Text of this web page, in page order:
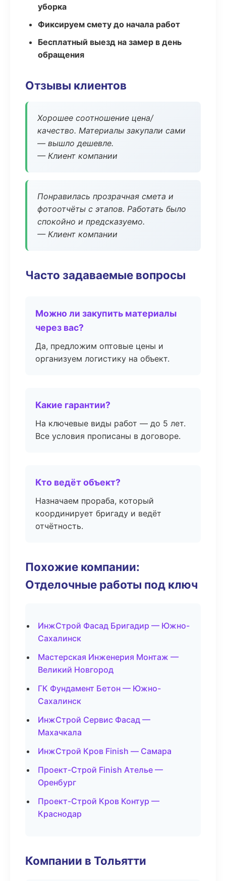
уборка
Фиксируем смету до начала работ
Бесплатный выезд на замер в день
обращения
Отзывы клиентов
Хорошее соотношение цена/
качество. Материалы закупали сами
— вышло дешевле.
— Клиент компании
Понравилась прозрачная смета и
фотоотчёты с этапов. Работать было
спокойно и предсказуемо.
— Клиент компании
Часто задаваемые вопросы
Можно ли закупить материалы
через вас?
Да, предложим оптовые цены и
организуем логистику на объект.
Какие гарантии?
На ключевые виды работ — до 5 лет.
Все условия прописаны в договоре.
Кто ведёт объект?
Назначаем прораба, который
координирует бригаду и ведёт
отчётность.
Похожие компании:
Отделочные работы под ключ
ИнжСтрой Фасад Бригадир — Южно-
Сахалинск
Мастерская Инженерия Монтаж —
Великий Новгород
ГК Фундамент Бетон — Южно-
Сахалинск
ИнжСтрой Сервис Фасад —
Махачкала
ИнжСтрой Кров Finish — Самара
Проект-Строй Finish Ателье —
Оренбург
Проект-Строй Кров Контур —
Краснодар
Компании в Тольятти